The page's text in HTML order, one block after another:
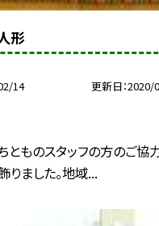
形
14 更新日 2020/
とものスタッフの方のご協
りました。地域...